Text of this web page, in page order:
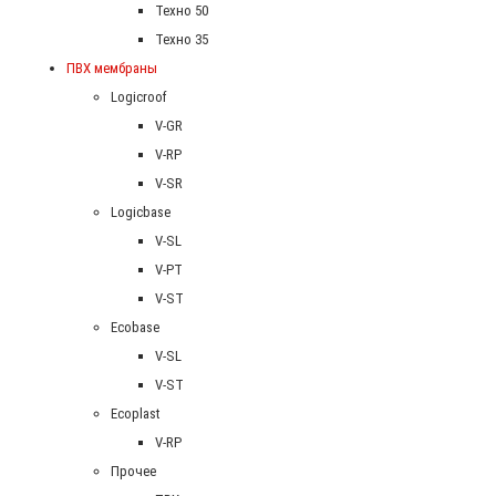
Техно 50
Техно 35
ПВХ мембраны
Logicroof
V-GR
V-RP
V-SR
Logicbase
V-SL
V-PT
V-ST
Ecobase
V-SL
V-ST
Ecoplast
V-RP
Прочее